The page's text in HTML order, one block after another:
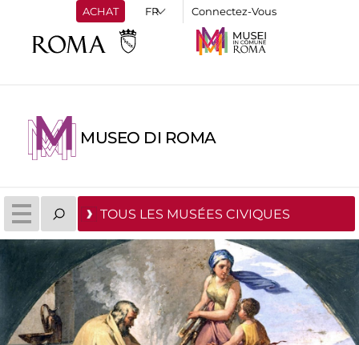
ACHAT Connectez-Vous
MUSEO DI ROMA
TOUS LES MUSÉES CIVIQUES